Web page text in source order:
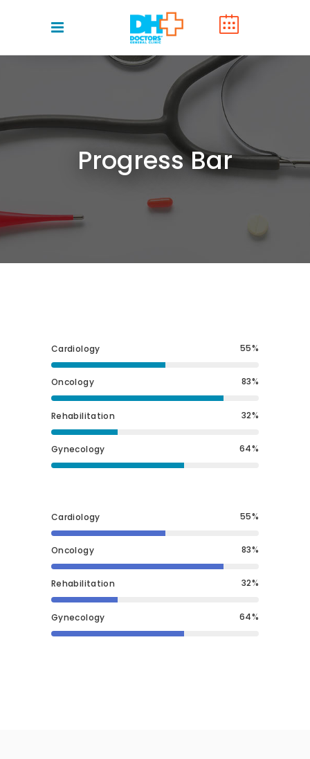
Progress Bar
Cardiology 55
Oncology 83
Rehabilitation 32
Gynecology 64
Cardiology 55
Oncology 83
Rehabilitation 32
Gynecology 64